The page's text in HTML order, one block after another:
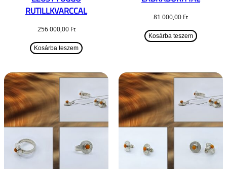
RUTILLKVARCCAL
256 000,00 Ft
Kosárba teszem
81 000,00 Ft
Kosárba teszem